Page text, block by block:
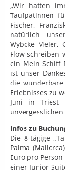
„Wir hatten
Taufpatinnen
Fischer,
natürlich
Wybcke Meier,
Flow schreiben
ein Mein Schiff
ist unser
die wunderbare
Erlebnisses zu
Juni in Triest
Infos zu
Die 8-tägige
Palma
Euro pro
einer Junior